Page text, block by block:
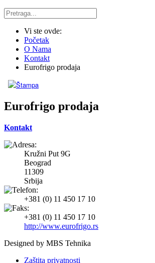
Vi ste ovde:
Početak
O Nama
Kontakt
Eurofrigo prodaja
Eurofrigo prodaja
Kontakt
Kružni Put 9G
Beograd
11309
Srbija
+381 (0) 11 450 17 10
+381 (0) 11 450 17 10
http://www.eurofrigo.rs
Designed by MBS Tehnika
Zaštita privatnosti